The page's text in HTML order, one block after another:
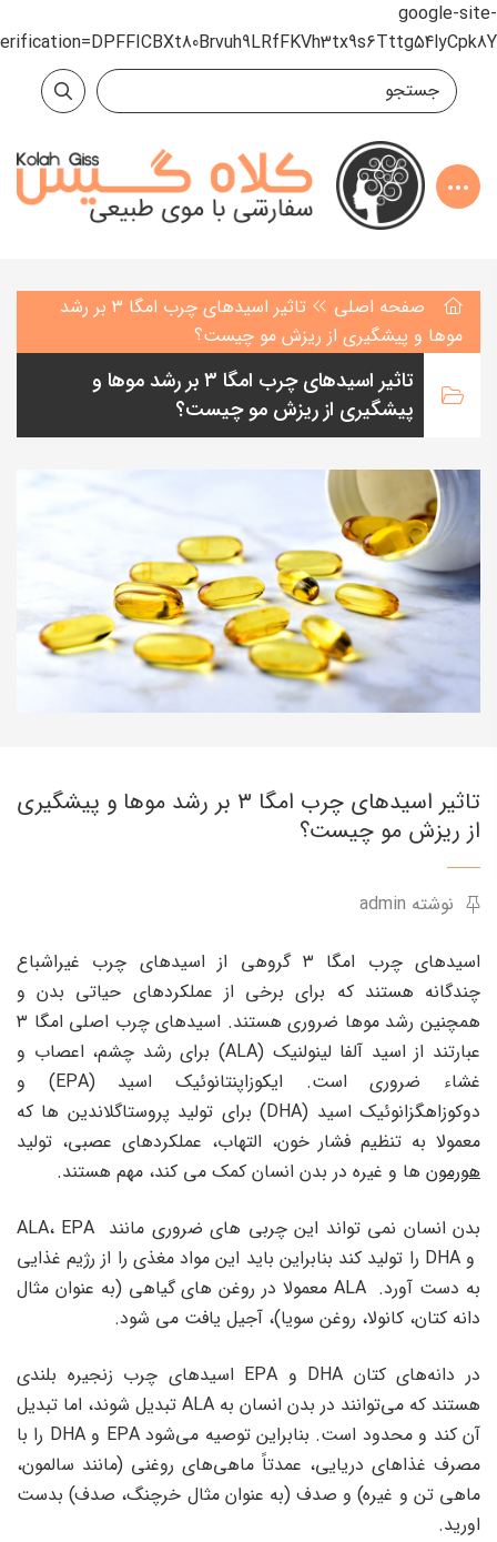
google-site-
صفحه اصلی
تاثیر اسیدهای چرب امگا ۳ بر رشد
موها و پیشگیری از ریزش مو چیست؟
تاثیر اسیدهای چرب امگا ۳ بر رشد موها و
پیشگیری از ریزش مو چیست؟
تاثیر اسیدهای چرب امگا ۳ بر رشد موها و پیشگیری
از ریزش مو چیست؟
نوشته admin
اسیدهای چرب امگا ۳ گروهی از اسیدهای چرب غیراشباع
چندگانه هستند که برای برخی از عملکردهای حیاتی بدن و
همچنین رشد موها ضروری هستند. اسیدهای چرب اصلی امگا ۳
عبارتند از اسید آلفا لینولنیک (ALA) برای رشد چشم، اعصاب و
غشاء ضروری است. ایکوزاپنتانوئیک اسید (EPA) و
دوکوزاهگزانوئیک اسید (DHA) برای تولید پروستاگلاندین ها که
معمولا به تنظیم فشار خون، التهاب، عملکردهای عصبی، تولید
هورمون ها و غیره در بدن انسان کمک می کند، مهم هستند.
بدن انسان نمی تواند این چربی های ضروری مانند ALA، EPA
و DHA را تولید کند بنابراین باید این مواد مغذی را از رژیم غذایی
به دست آورد. ALA معمولا در روغن های گیاهی (به عنوان مثال
دانه کتان، کانولا، روغن سویا)، آجیل یافت می شود.
در دانه‌های کتان DHA و EPA اسیدهای چرب زنجیره بلندی
هستند که می‌توانند در بدن انسان به ALA تبدیل شوند، اما تبدیل
آن کند و محدود است. بنابراین توصیه می‌شود EPA و DHA را با
مصرف غذاهای دریایی، عمدتاً ماهی‌های روغنی (مانند سالمون،
ماهی تن و غیره) و صدف (به عنوان مثال خرچنگ، صدف) بدست
اورید.